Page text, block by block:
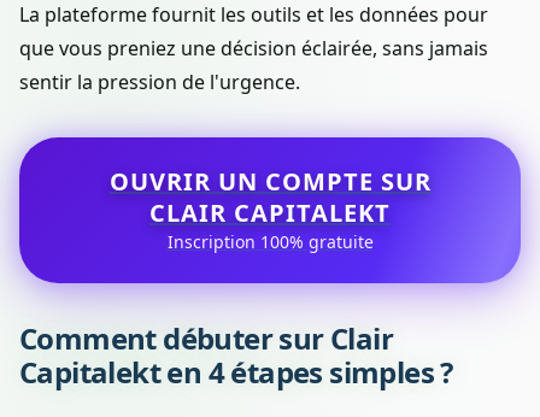
La plateforme fournit les outils et les données pour
que vous preniez une décision éclairée, sans jamais
sentir la pression de l'urgence.
OUVRIR UN COMPTE SUR
CLAIR CAPITALEKT
Inscription 100% gratuite
Comment débuter sur Clair
Capitalekt en 4 étapes simples ?